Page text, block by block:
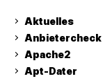
Aktuelles
Anbietercheck
Apache2
Apt-Dater